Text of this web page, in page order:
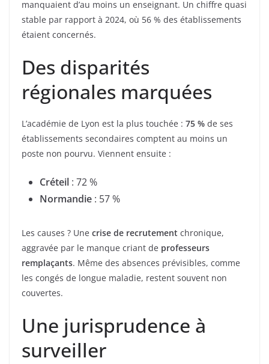
manquaient d’au moins un enseignant. Un chiffre quasi
stable par rapport à 2024, où 56 % des établissements
étaient concernés.
Des disparités
régionales marquées
L’académie de Lyon est la plus touchée : 75 % de ses
établissements secondaires comptent au moins un
poste non pourvu. Viennent ensuite :
Créteil : 72 %
Normandie : 57 %
Les causes ? Une crise de recrutement chronique,
aggravée par le manque criant de professeurs
remplaçants. Même des absences prévisibles, comme
les congés de longue maladie, restent souvent non
couvertes.
Une jurisprudence à
surveiller